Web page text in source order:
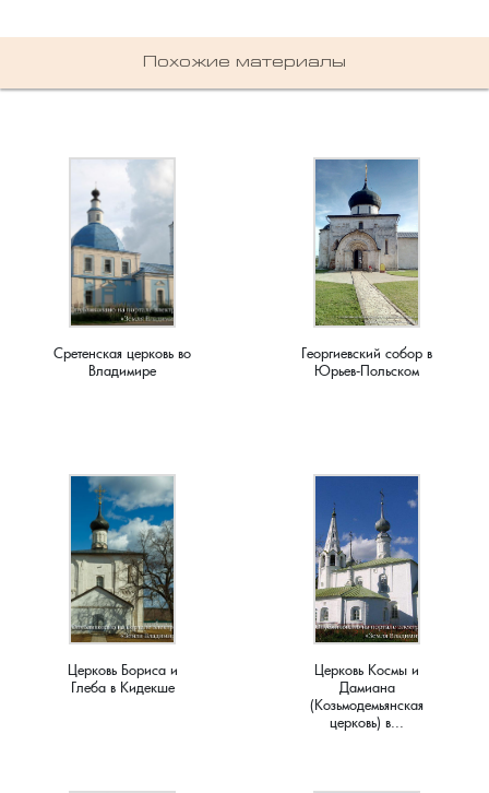
Похожие материалы
Сретенская церковь во
Владимире
Георгиевский собор в
Юрьев-Польском
Церковь Бориса и
Глеба в Кидекше
Церковь Космы и
Дамиана
(Козьмодемьянская
церковь) в...
Мокеево, деревня
Назарово, деревня
Неверково, деревня
Нерлинка, деревня
Нестерково, деревня
Новосёлка, деревня
Остров, деревня
Палашкино, село
Патакино, село